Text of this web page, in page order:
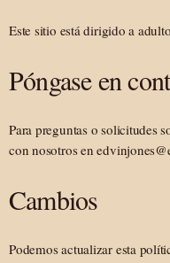
Este sitio está dirigido a
Póngase en
Para preguntas o solicitudes
con nosotros en
Cambios
Podemos actualizar esta